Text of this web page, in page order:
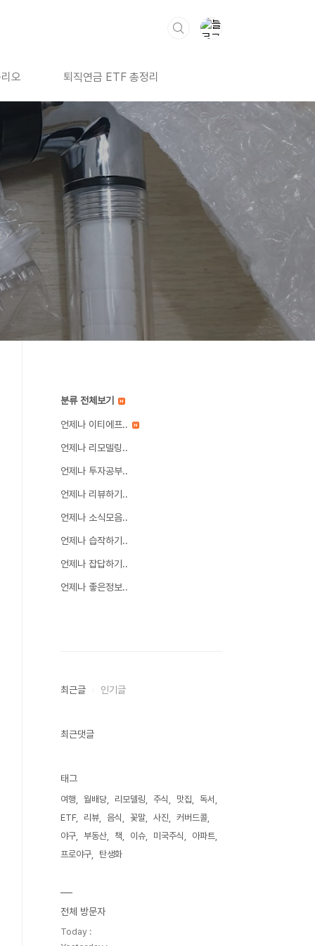
오 퇴직연금 ETF 총정리
분류 전체보기
언제나 이티에프..
언제나 리모델링..
언제나 투자공부..
언제나 리뷰하기..
언제나 소식모음..
언제나 습작하기..
언제나 잡답하기..
언제나 좋은정보..
최근글 인기글
최근댓글
태그
여행 월배당 리모델링 주식 맛집
독서
ETF
리뷰 음식 꽃말 사진
커버드콜
야구
부동산 책 이슈 미국주식
아파트
프로야구
탄생화
전체 방문자
Today :